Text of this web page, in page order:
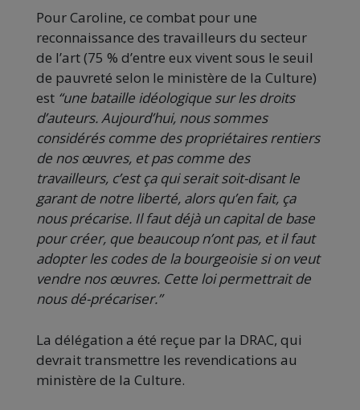
Pour Caroline, ce combat pour une
reconnaissance des travailleurs du secteur
de l’art (75 % d’entre eux vivent sous le seuil
de pauvreté selon le ministère de la Culture)
est “une bataille idéologique sur les droits
d’auteurs. Aujourd’hui, nous sommes
considérés comme des propriétaires rentiers
de nos œuvres, et pas comme des
travailleurs, c’est ça qui serait soit-disant le
garant de notre liberté, alors qu’en fait, ça
nous précarise. Il faut déjà un capital de base
pour créer, que beaucoup n’ont pas, et il faut
adopter les codes de la bourgeoisie si on veut
vendre nos œuvres. Cette loi permettrait de
nous dé-précariser.”
La délégation a été reçue par la DRAC, qui
devrait transmettre les revendications au
ministère de la Culture.